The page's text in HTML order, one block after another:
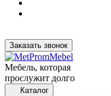
Заказать звонок
Мебель, которая
прослужит долго
Каталог